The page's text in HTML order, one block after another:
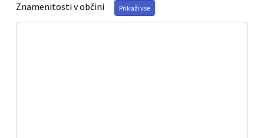
Znamenitosti v občini Prikaži vse